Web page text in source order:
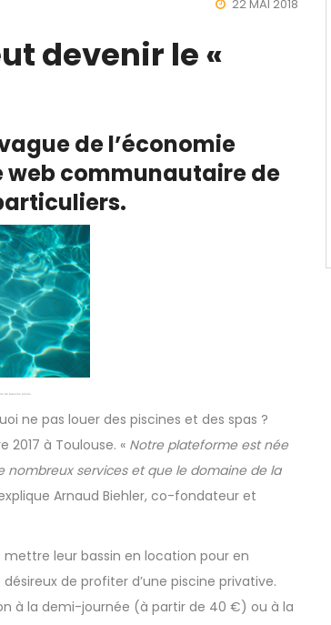
22 MAI 2018
devenir le «
de l’économie
communautaire de
de bassins privés.
ne pas louer des piscines et des spas ?
2017 à Toulouse. « Notre plateforme estnée
nombreux services et que le domaine de la
Arnaud Biehler, co-fondateur et
leur bassin en location pour en
de profiter d’une piscine privative.
à la demi-journée (à partir de 40 €) ou à la